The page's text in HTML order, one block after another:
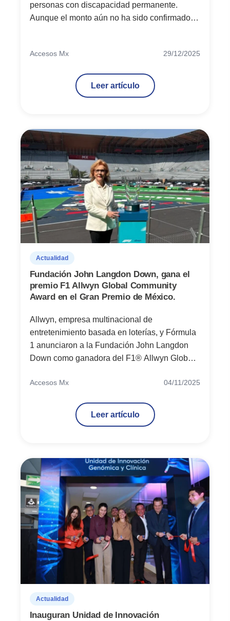
personas con discapacidad permanente.
Aunque el monto aún no ha sido confirmado
actualizados y esperar información oficial de la
Accesos Mx 29/12/2025
Leer artículo
Actualidad
Fundación John Langdon Down, gana el
premio F1 Allwyn Global Community
Award en el Gran Premio de México.
Allwyn, empresa multinacional de
entretenimiento basada en loterías, y Fórmula
1 anunciaron a la Fundación John Langdon
Down como ganadora del F1® Allwyn Global
una donación de 100,000 euros
Accesos Mx 04/11/2025
Leer artículo
Actualidad
Inauguran Unidad de Innovación